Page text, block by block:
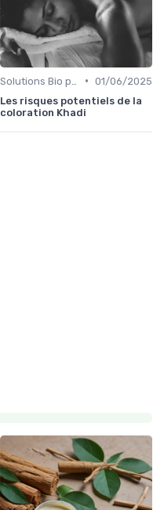
• 01/06/2025
Les risques potentiels de la
coloration Khadi